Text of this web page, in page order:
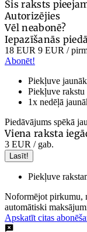
Šis raksts
Autorizējies
Vēl neabonē?
Iepazīšanās
18 EUR 9 EUR /
Abonēt!
Piekļuve
Piekļuve rakstu
1x nedēļā
Piedāvājums spēkā
Viena raksta
3 EUR / gab.
Lasīt!
Piekļuve
Noformējot pirkumu,
automātiski
Apskatīt citas